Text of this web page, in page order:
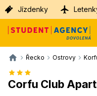
Jízdenky
Řecko Ostrovy
Corfu Club